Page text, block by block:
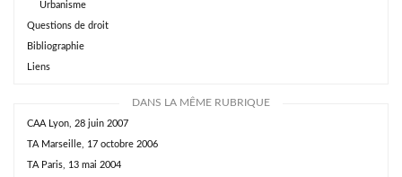
Urbanisme
Questions de droit
Bibliographie
Liens
DANS LA MÊME RUBRIQUE
CAA Lyon, 28 juin 2007
TA Marseille, 17 octobre 2006
TA Paris, 13 mai 2004